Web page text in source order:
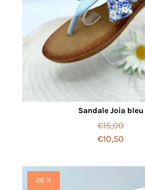
Sandale Joia bleu
€15,00
€10,50
20 %